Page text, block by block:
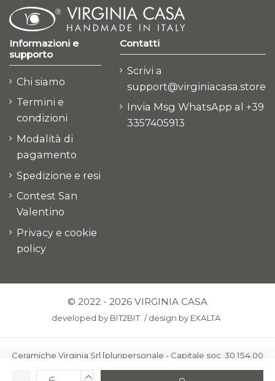
Informazioni e
supporto
Chi siamo
Termini e
condizioni
Modalità di
pagamento
Spedizione e resi
Contest San
Valentino
Privacy e cookie
policy
Contatti
Scrivi a
support@virginiacasa.store
Invia Msg WhatsApp al +39
3357405913
© 2022 - 2026 VIRGINIA CASA
developed by BIT2BIT /design by EXALTA
Ceramiche Virginia Srl [pluripersonale - Capitale soc. 30.154,00
euro i.v.] - Via Virginio 378 – 50025 Montespertoli, loc. Anselmo